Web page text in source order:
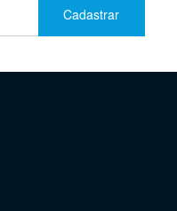
Cadastrar